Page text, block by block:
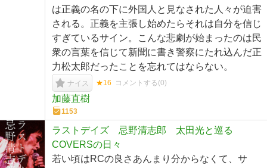
は正義の名の下に外国人と見なされた人々が迫害
される。正義を主張し始めたらそれは自分を信じ
すぎているサイン。こんな悲劇が始まったのは民
衆の言葉を信じて新聞に書き警察にたれ込んだ正
力松太郎だったことを忘れてはならない。
ナイス ★16 コメントする(0)
加藤直樹
1153
ラストデイズ 忌野清志郎 太田光と巡る
COVERSの日々
若い頃はRCの良さあんまり分からなくて、サ